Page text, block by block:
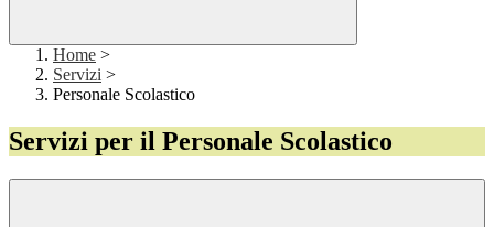
Home >
Servizi >
Personale Scolastico
Servizi per il Personale Scolastico